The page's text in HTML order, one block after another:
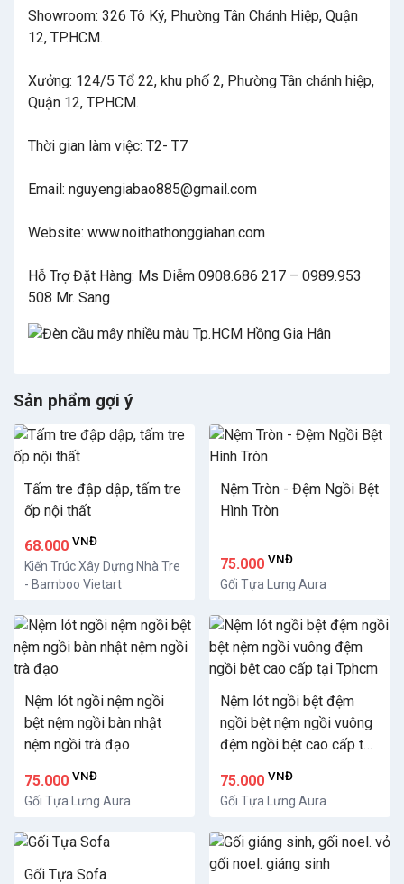
Showroom: 326 Tô Ký, Phường Tân Chánh Hiệp, Quận
12, TP.HCM.
Xưởng: 124/5 Tổ 22, khu phố 2, Phường Tân chánh hiệp,
Quận 12, TPHCM.
Thời gian làm việc: T2- T7
Email: nguyengiabao885@gmail.com
Website: www.noithathonggiahan.com
Hỗ Trợ Đặt Hàng: Ms Diễm 0908.686 217 – 0989.953
508 Mr. Sang
Sản phẩm gợi ý
Tấm tre đập dập, tấm tre
ốp nội thất
68.000 VNĐ
Kiến Trúc Xây Dựng Nhà Tre
- Bamboo Vietart
Nệm Tròn - Đệm Ngồi Bệt
Hình Tròn
75.000 VNĐ
Gối Tựa Lưng Aura
Nệm lót ngồi nệm ngồi
bệt nệm ngồi bàn nhật
nệm ngồi trà đạo
75.000 VNĐ
Gối Tựa Lưng Aura
Nệm lót ngồi bệt đệm
ngồi bệt nệm ngồi vuông
đệm ngồi bệt cao cấp tại
75.000 VNĐ
Gối Tựa Lưng Aura
Gối Tựa Sofa